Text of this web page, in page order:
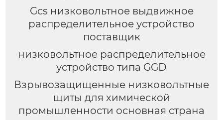
Gcs низковольтное выдвижное
распределительное устройство
поставщик
низковольтное распределительное
устройство типа GGD
Взрывозащищенные низковольтные
щиты для химической
промышленности основная страна